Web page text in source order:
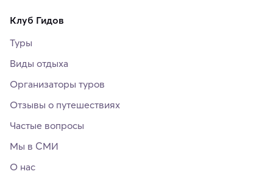
Клуб Гидов
Туры
Виды отдыха
Организаторы туров
Отзывы о путешествиях
Частые вопросы
Мы в СМИ
О нас